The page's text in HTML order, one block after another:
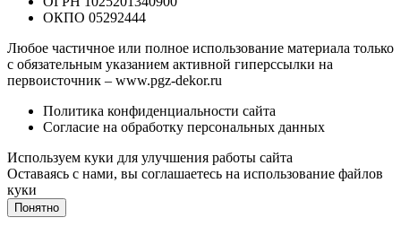
ОКПО 05292444
Любое частичное или полное использование материала только
с обязательным указанием активной гиперссылки на
первоисточник – www.pgz-dekor.ru
Политика конфиденциальности сайта
Согласие на обработку персональных данных
Используем куки для улучшения работы сайта
Оставаясь с нами, вы соглашаетесь на использование файлов
куки
Понятно